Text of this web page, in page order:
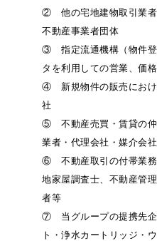
② 他の宅地建物取引業者
不動産事業者団体
③ 指定流通機構（物件登
タを利用しての営業、価
④ 新規物件の販売におけ
社
⑤ 不動産売買・賃貸の仲
業者・代理会社・媒介会社
⑥ 不動産取引の付帯業務
地家屋調査士、不動産管
者等
⑦ 当グループの提携先企
ト・浄水カートリッジ・